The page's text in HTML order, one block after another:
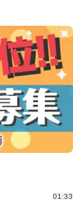
01:33